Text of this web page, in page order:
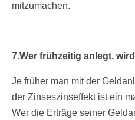
mitzumachen.
7.Wer frühzeitig anlegt,
Je früher man mit der
der Zinseszinseffekt ist ein
Wer die Erträge seiner